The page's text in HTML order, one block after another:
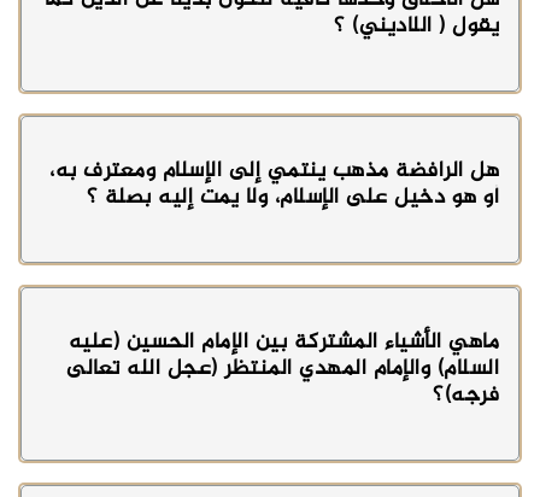
يقول ( اللاديني) ؟
هل الرافضة مذهب ينتمي إلى الإسلام ومعترف به،
أو هو دخيل على الإسلام، ولا يمت إليه بصلة ؟
ماهي الأشياء المشتركة بين الإمام الحسين (عليه
السلام) والإمام المهدي المنتظر (عجل الله تعالى
فرجه)؟